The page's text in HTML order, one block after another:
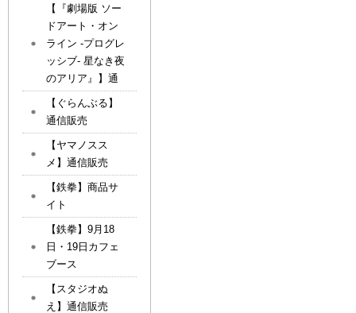
【『劇場版 ソー
ドアート・オン
ライン -プログレ
ッシブ- 星なき夜
のアリア』】通
【ぐらんぶる】
通信販売
【ヤマノスス
メ】通信販売
【鉄拳】商品サ
イト
【鉄拳】9月18
日・19日カフェ
ブース
【スタジオぬ
え】通信販売